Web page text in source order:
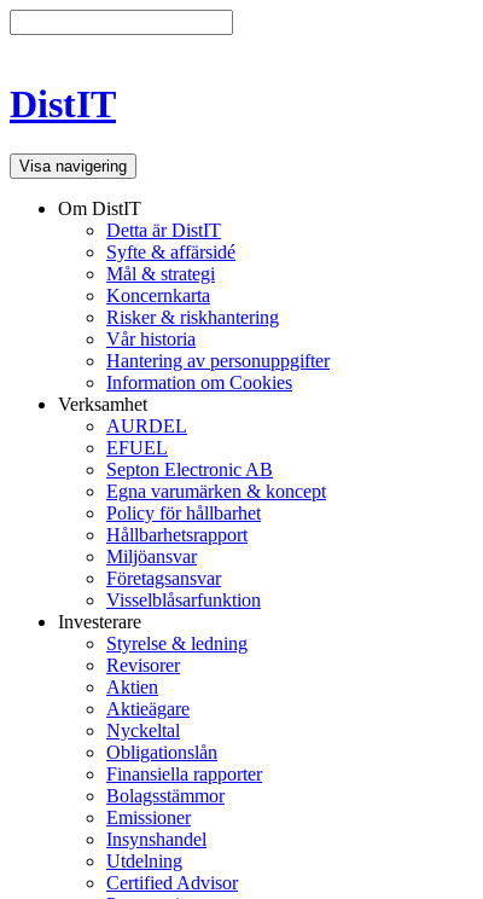
DistIT
Visa navigering
Om DistIT
Detta är DistIT
Syfte & affärsidé
Mål & strategi
Koncernkarta
Risker & riskhantering
Vår historia
Hantering av personuppgifter
Information om Cookies
Verksamhet
AURDEL
EFUEL
Septon Electronic AB
Egna varumärken & koncept
Policy för hållbarhet
Hållbarhetsrapport
Miljöansvar
Företagsansvar
Visselblåsarfunktion
Investerare
Styrelse & ledning
Revisorer
Aktien
Aktieägare
Nyckeltal
Obligationslån
Finansiella rapporter
Bolagsstämmor
Emissioner
Insynshandel
Utdelning
Certified Advisor